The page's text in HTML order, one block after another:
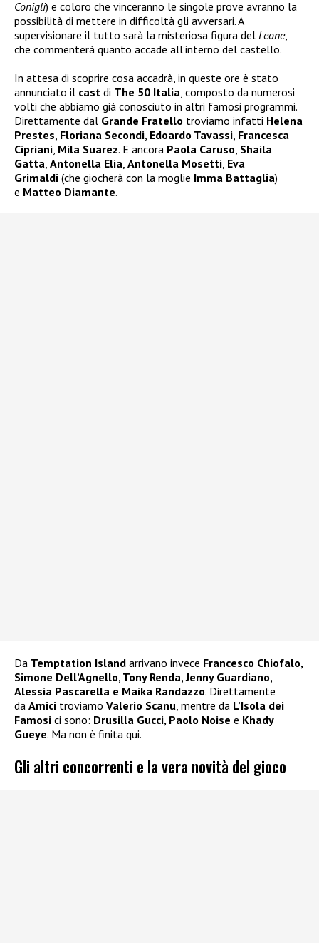
Conigli) e coloro che vinceranno le singole prove avranno la
possibilità di mettere in difficoltà gli avversari. A
supervisionare il tutto sarà la misteriosa figura del Leone,
che commenterà quanto accade all’interno del castello.
In attesa di scoprire cosa accadrà, in queste ore è stato
annunciato il cast di The 50 Italia, composto da numerosi
volti che abbiamo già conosciuto in altri famosi programmi.
Direttamente dal Grande Fratello troviamo infatti Helena
Prestes, Floriana Secondi, Edoardo Tavassi, Francesca
Cipriani, Mila Suarez. E ancora Paola Caruso, Shaila
Gatta, Antonella Elia, Antonella Mosetti, Eva
Grimaldi (che giocherà con la moglie Imma Battaglia)
e Matteo Diamante.
Da Temptation Island arrivano invece Francesco Chiofalo,
Simone Dell’Agnello, Tony Renda, Jenny Guardiano,
Alessia Pascarella e Maika Randazzo. Direttamente
da Amici troviamo Valerio Scanu, mentre da L’Isola dei
Famosi ci sono: Drusilla Gucci, Paolo Noise e Khady
Gueye. Ma non è finita qui.
Gli altri concorrenti e la vera novità del gioco